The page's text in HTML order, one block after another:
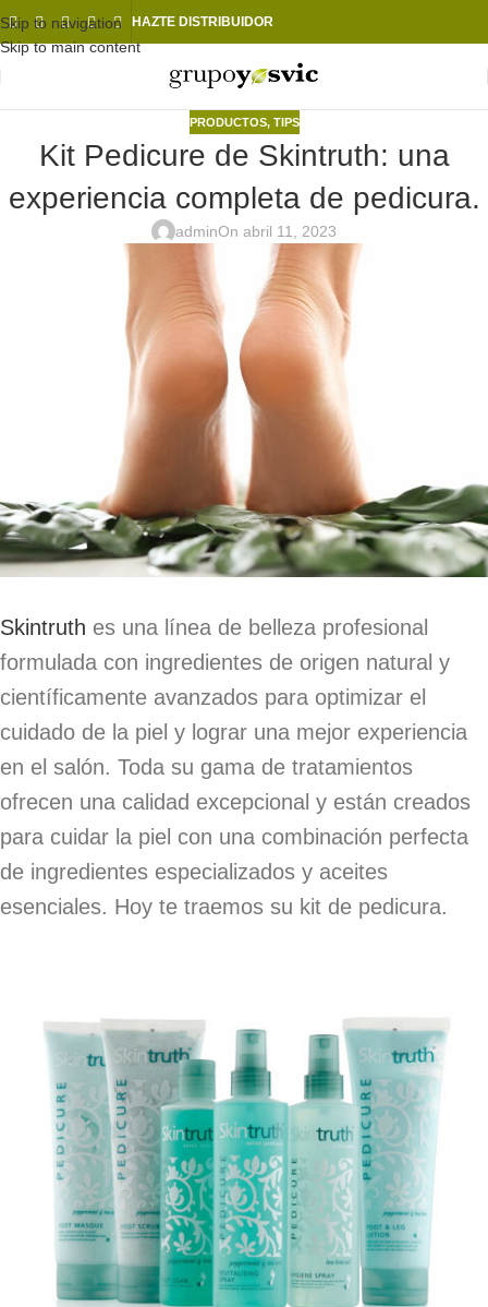
Skip to navigation
Skip to main content
HAZTE DISTRIBUIDOR
PRODUCTOS, TIPS
Kit Pedicure de Skintruth: una
experiencia completa de pedicura.
adminOn abril 11, 2023
Skintruth es una línea de belleza profesional
formulada con ingredientes de origen natural y
científicamente avanzados para optimizar el
cuidado de la piel y lograr una mejor experiencia
en el salón. Toda su gama de tratamientos
ofrecen una calidad excepcional y están creados
para cuidar la piel con una combinación perfecta
de ingredientes especializados y aceites
esenciales. Hoy te traemos su kit de pedicura.